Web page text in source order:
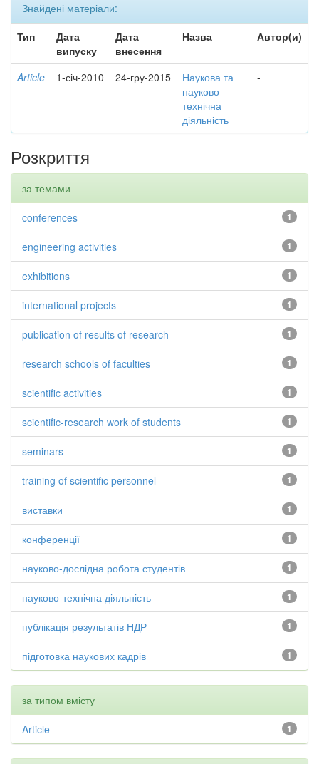
Знайдені матеріали:
Тип
Дата
випуску
Дата
внесення
Назва Автор(и)
Article 1-січ-2010 24-гру-2015
Наукова та
науково-
технічна
діяльність
-
Розкриття
за темами
1
conferences
1
engineering activities
1
exhibitions
1
international projects
1
publication of results of research
1
research schools of faculties
1
scientific activities
1
scientific-research work of students
1
seminars
1
training of scientific personnel
1
виставки
1
конференції
1
науково-дослідна робота студентів
1
науково-технічна діяльність
1
публікація результатів НДР
1
підготовка наукових кадрів
за типом вмісту
1
Article